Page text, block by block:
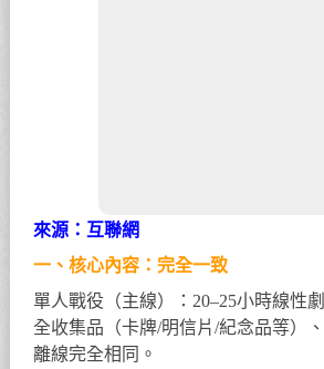
來源：互聯網
一、核心內容：完全一致
單人戰役（主線）：20–25小時線性
全收集品（卡牌/明信片/紀念品等）
離線完全相同。